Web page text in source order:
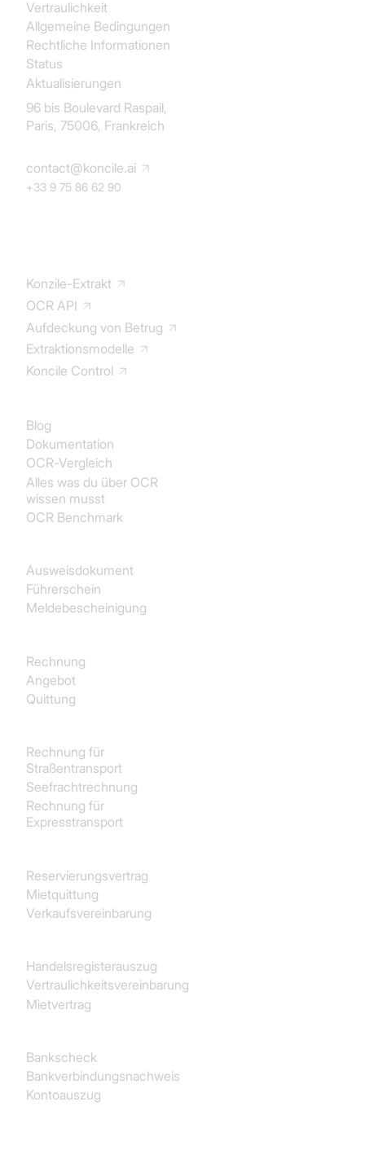
Konzile-Extrakt
OCR API
Aufdeckung von Betrug
Extraktionsmodelle
Koncile Control
Blog
Dokumentation
OCR-Vergleich
Alles was du über OCR
wissen musst
OCR Benchmark
Ausweisdokument
Führerschein
Meldebescheinigung
Rechnung
Angebot
Quittung
Rechnung für
Straßentransport
Seefrachtrechnung
Rechnung für
Expresstransport
Reservierungsvertrag
Mietquittung
Verkaufsvereinbarung
Handelsregisterauszug
Vertraulichkeitsvereinbarung
Mietvertrag
Bankscheck
Bankverbindungsnachweis
Kontoauszug
Vertraulichkeit
Allgemeine Bedingungen
Rechtliche Informationen
Status
Aktualisierungen
96 bis Boulevard Raspail,
Paris, 75006, Frankreich
contact@koncile.ai
+33 9 75 86 62 90